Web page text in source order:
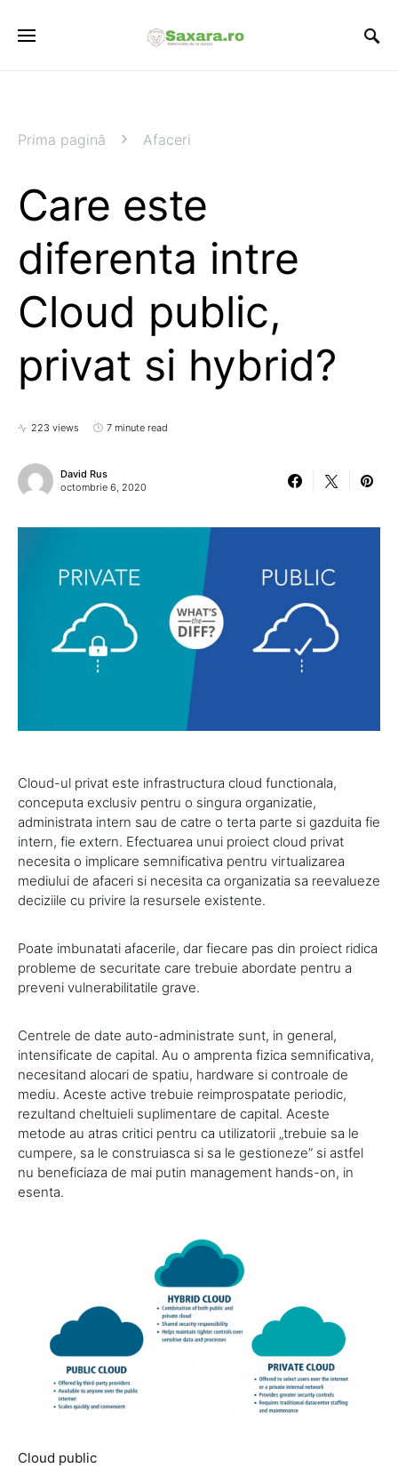
Prima pagină Afaceri
Care este
diferenta intre
Cloud public,
privat si hybrid?
223 views 7 minute read
David Rus
octombrie 6, 2020
Cloud-ul privat este infrastructura cloud functionala,
conceputa exclusiv pentru o singura organizatie,
administrata intern sau de catre o terta parte si gazduita fie
intern, fie extern. Efectuarea unui proiect cloud privat
necesita o implicare semnificativa pentru virtualizarea
mediului de afaceri si necesita ca organizatia sa reevalueze
deciziile cu privire la resursele existente.
Poate imbunatati afacerile, dar fiecare pas din proiect ridica
probleme de securitate care trebuie abordate pentru a
preveni vulnerabilitatile grave.
Centrele de date auto-administrate sunt, in general,
intensificate de capital. Au o amprenta fizica semnificativa,
necesitand alocari de spatiu, hardware si controale de
mediu. Aceste active trebuie reimprospatate periodic,
rezultand cheltuieli suplimentare de capital. Aceste
metode au atras critici pentru ca utilizatorii „trebuie sa le
cumpere, sa le construiasca si sa le gestioneze” si astfel
nu beneficiaza de mai putin management hands-on, in
esenta.
Cloud public